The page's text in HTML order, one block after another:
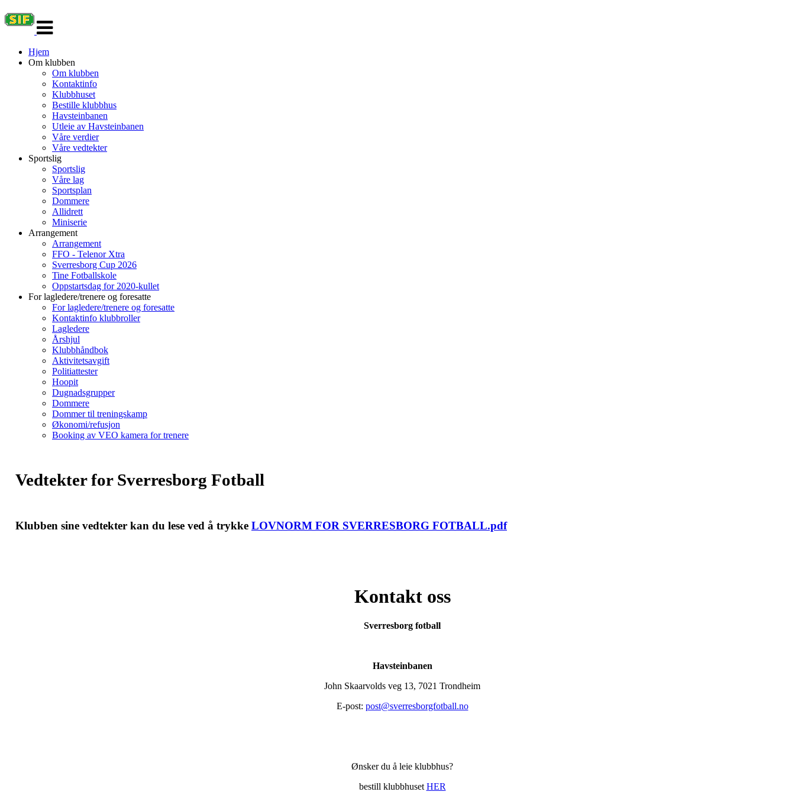
navigasjon
Hjem
Om klubben
Om klubben
Kontaktinfo
Klubbhuset
Bestille klubbhus
Havsteinbanen
Utleie av Havsteinbanen
Våre verdier
Våre vedtekter
Sportslig
Sportslig
Våre lag
Sportsplan
Dommere
Allidrett
Miniserie
Arrangement
Arrangement
FFO - Telenor Xtra
Sverresborg Cup 2026
Tine Fotballskole
Oppstartsdag for 2020-kullet
For lagledere/trenere og foresatte
For lagledere/trenere og foresatte
Kontaktinfo klubbroller
Lagledere
Årshjul
Klubbhåndbok
Aktivitetsavgift
Politiattester
Hoopit
Dugnadsgrupper
Dommere
Dommer til treningskamp
Økonomi/refusjon
Booking av VEO kamera for trenere
Vedtekter for Sverresborg Fotball
Klubben sine vedtekter kan du lese ved å trykke LOVNORM FOR SVERRESBORG FOTBALL.pdf
Kontakt oss
Sverresborg fotball
Havsteinbanen
John Skaarvolds veg 13, 7021 Trondheim
E-post: post@sverresborgfotball.no
Ønsker du å leie klubbhus?
bestill klubbhuset HER